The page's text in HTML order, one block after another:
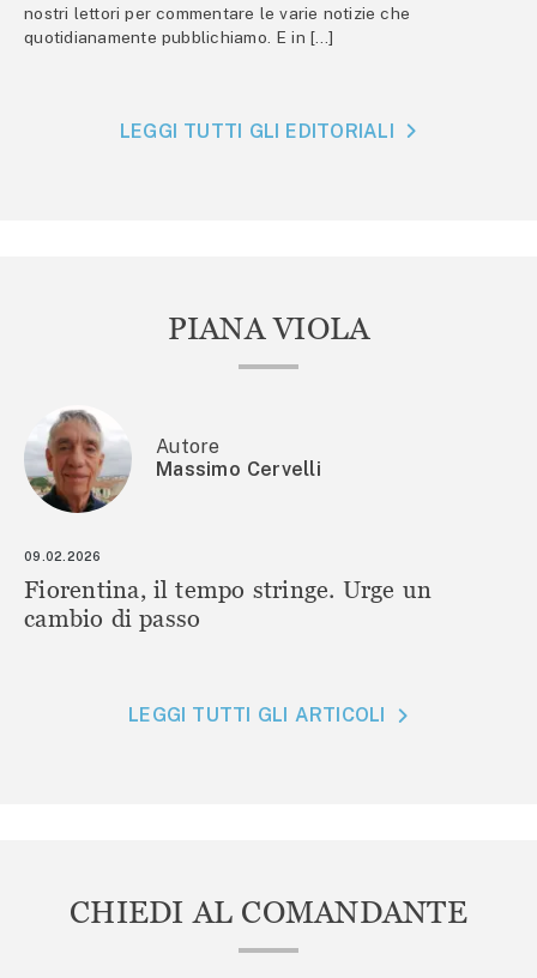
nostri lettori per commentare le varie notizie che
quotidianamente pubblichiamo. E in […]
LEGGI TUTTI GLI EDITORIALI
PIANA VIOLA
Autore
Massimo Cervelli
09.02.2026
Fiorentina, il tempo stringe. Urge un
cambio di passo
LEGGI TUTTI GLI ARTICOLI
CHIEDI AL COMANDANTE